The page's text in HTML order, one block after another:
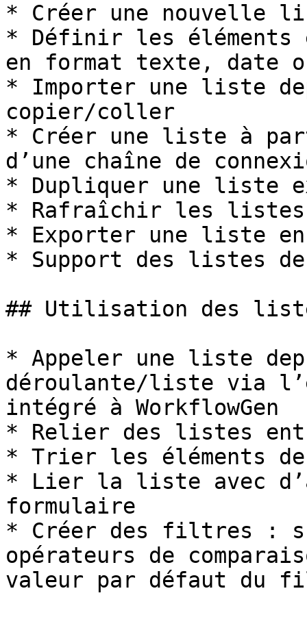
* Créer une nouvelle
* Définir les éléments
en format texte, date
* Importer une liste
copier/coller
* Créer une liste à
d’une chaîne de
* Dupliquer une liste
* Rafraîchir les listes
* Exporter une liste en
* Support des listes
## Utilisation des
* Appeler une liste
déroulante/liste via
intégré à WorkflowGen
* Relier des listes
* Trier les éléments
* Lier la liste avec
formulaire
* Créer des filtres :
opérateurs de